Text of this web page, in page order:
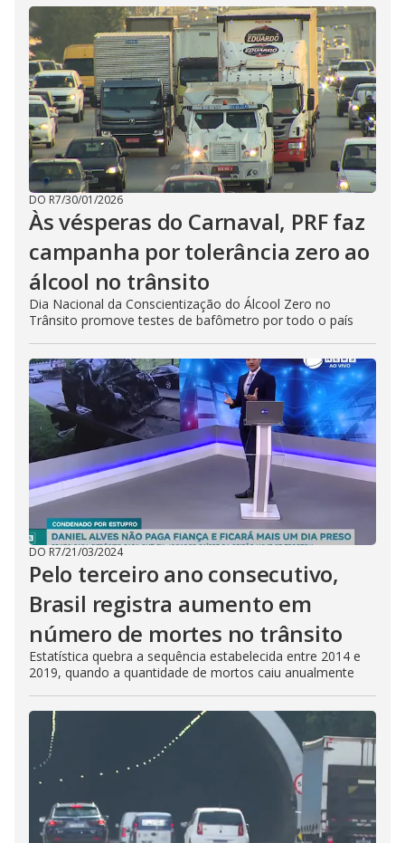
DO R7/30/01/2026
Às vésperas do Carnaval, PRF faz
campanha por tolerância zero ao
álcool no trânsito
Dia Nacional da Conscientização do Álcool Zero no
Trânsito promove testes de bafômetro por todo o país
DO R7/21/03/2024
Pelo terceiro ano consecutivo,
Brasil registra aumento em
número de mortes no trânsito
Estatística quebra a sequência estabelecida entre 2014 e
2019, quando a quantidade de mortos caiu anualmente